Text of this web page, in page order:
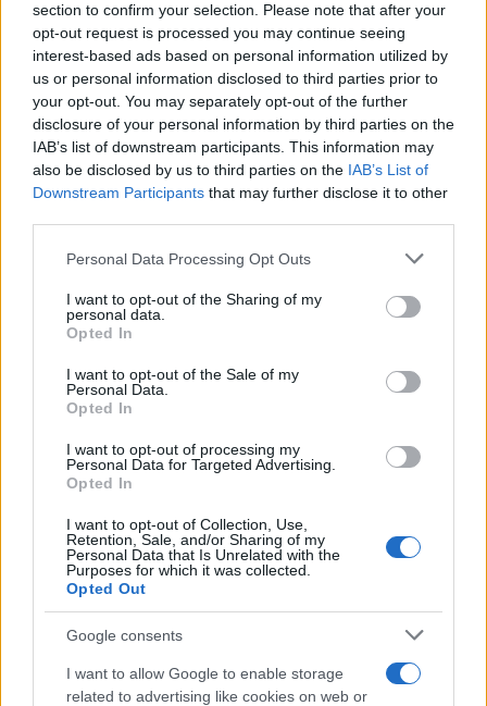
section to confirm your selection. Please note that after your
opt-out request is processed you may continue seeing
interest-based ads based on personal information utilized by
us or personal information disclosed to third parties prior to
your opt-out. You may separately opt-out of the further
disclosure of your personal information by third parties on the
IAB’s list of downstream participants. This information may
also be disclosed by us to third parties on the IAB’s List of
Downstream Participants that may further disclose it to other
Please note that this website/app uses one or more Google
not limited to your visit or usage behaviour. You may click to
grant or deny consent to Google and its third-party tags to
use your data for below specified purposes in below Google
consent section.
Personal Data Processing Opt Outs
I want to opt-out of the Sharing of my
personal data.
Opted In
I want to opt-out of the Sale of my
Personal Data.
Opted In
I want to opt-out of processing my
Personal Data for Targeted Advertising.
Opted In
I want to opt-out of Collection, Use,
Retention, Sale, and/or Sharing of my
Personal Data that Is Unrelated with the
Purposes for which it was collected.
Opted Out
Google consents
I want to allow Google to enable storage
related to advertising like cookies on web or
ΔΙΑΦΗΜΙΣΗ
Η απεγνωσμένη
προσπάθεια του barman να
σώσει τον 4χρονο που
πνίγηκε σε πισίνα στην
Πάρο - Πώς έγινε η
τραγωδία
άνεμοι, με ριπές που
φτάνουν τα 80 χλμ/
«Red Code» σε 6
για κίνδυνο